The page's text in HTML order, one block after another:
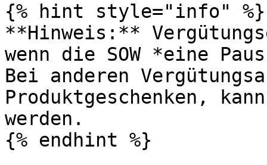
{% hint style="info" %}
**Hinweis:**
wenn die SOW *eine
Bei anderen
Produktgeschenken,
werden.
{% endhint %}